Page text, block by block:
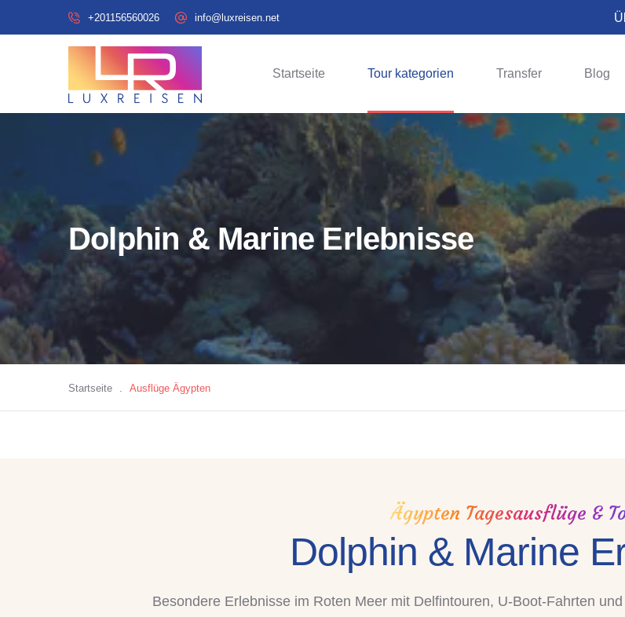
+201156560026 info@luxreisen.net
Startseite Tour kategorien Transfer Blog
Dolphin & Marine Erlebnisse
Startseite . Ausflüge Ägypten
Ägypten Tagesausflüge &
Dolphin & Marine
Besondere Erlebnisse im Roten Meer mit Delfintouren, U-Boot-Fahrten